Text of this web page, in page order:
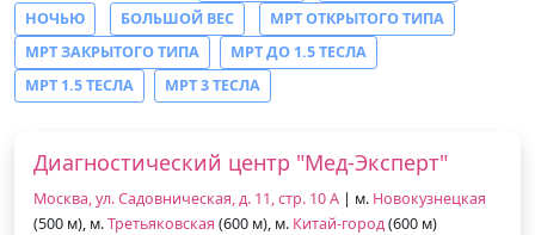
НОЧЬЮ
БОЛЬШОЙ ВЕС
МРТ ОТКРЫТОГО ТИПА
МРТ ЗАКРЫТОГО ТИПА
МРТ ДО 1.5 ТЕСЛА
МРТ 1.5 ТЕСЛА
МРТ 3 ТЕСЛА
Диагностический центр "Мед-Эксперт"
Москва, ул. Садовническая, д. 11, стр. 10 А | м. Новокузнецкая
(500 м), м.Третьяковская (600 м), м. Китай-город(600 м)